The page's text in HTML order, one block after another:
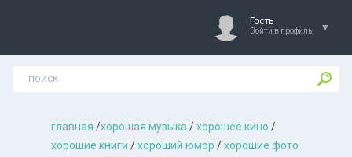
Гость
Войти в профиль
главная /хорошая музыкa /хорошее кино /
хорошие книги /хороший юмор /хорошие фото